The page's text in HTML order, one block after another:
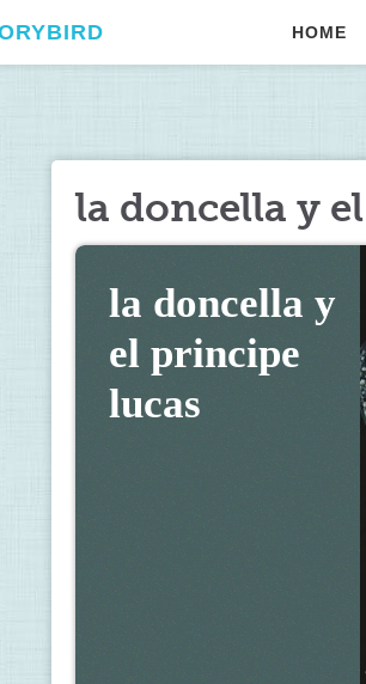
HOME
la doncella y
la doncella y
el principe
lucas